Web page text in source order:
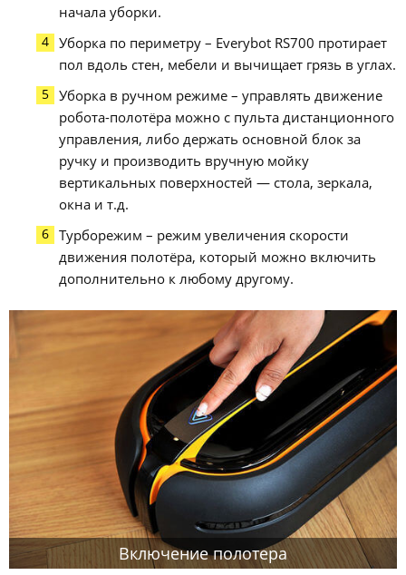
начала уборки.
Уборка по периметру – Everybot RS700 протирает
пол вдоль стен, мебели и вычищает грязь в углах.
Уборка в ручном режиме – управлять движение
робота-полотёра можно с пульта дистанционного
управления, либо держать основной блок за
ручку и производить вручную мойку
вертикальных поверхностей — стола, зеркала,
окна и т.д.
Турборежим – режим увеличения скорости
движения полотёра, который можно включить
дополнительно к любому другому.
Включение полотера